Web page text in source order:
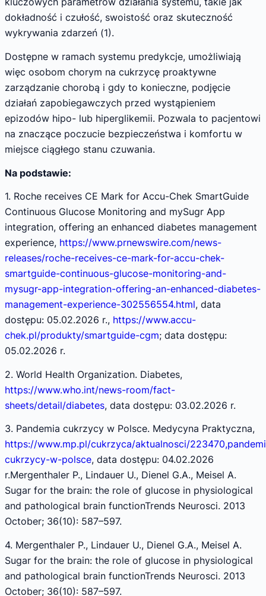
dokładność i czułość, swoistość oraz skuteczność
wykrywania zdarzeń (1).
Dostępne w ramach systemu predykcje, umożliwiają
więc osobom chorym na cukrzycę proaktywne
zarządzanie chorobą i gdy to konieczne, podjęcie
działań zapobiegawczych przed wystąpieniem
epizodów hipo- lub hiperglikemii. Pozwala to pacjentowi
na znaczące poczucie bezpieczeństwa i komfortu w
miejsce ciągłego stanu czuwania.
Na podstawie:
1. Roche receives CE Mark for Accu-Chek SmartGuide
Continuous Glucose Monitoring and mySugr App
integration, offering an enhanced diabetes management
experience, https://www.prnewswire.com/news-
releases/roche-receives-ce-mark-for-accu-chek-
smartguide-continuous-glucose-monitoring-and-
mysugr-app-integration-offering-an-enhanced-diabetes-
management-experience-302556554.html, data
dostępu: 05.02.2026 r., https://www.accu-
chek.pl/produkty/smartguide-cgm; data dostępu:
05.02.2026 r.
2. World Health Organization. Diabetes,
https://www.who.int/news-room/fact-
sheets/detail/diabetes, data dostępu: 03.02.2026 r.
3. Pandemia cukrzycy w Polsce. Medycyna Praktyczna,
https://www.mp.pl/cukrzyca/aktualnosci/
cukrzycy-w-polsce, data dostępu: 04.02.2026
r.Mergenthaler P., Lindauer U., Dienel G.A., Meisel A.
Sugar for the brain: the role of glucose in physiological
and pathological brain functionTrends Neurosci. 2013
October; 36(10): 587–597.
4. Mergenthaler P., Lindauer U., Dienel G.A., Meisel A.
Sugar for the brain: the role of glucose in physiological
and pathological brain functionTrends Neurosci. 2013
October; 36(10): 587–597.